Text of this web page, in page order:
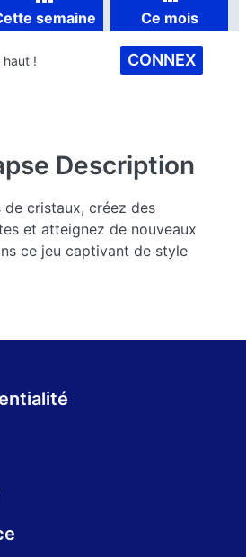
semaine Ce mois
haut ! CONNEX
Description
cristaux, créez des
et atteignez de nouveaux
ce jeu captivant de style